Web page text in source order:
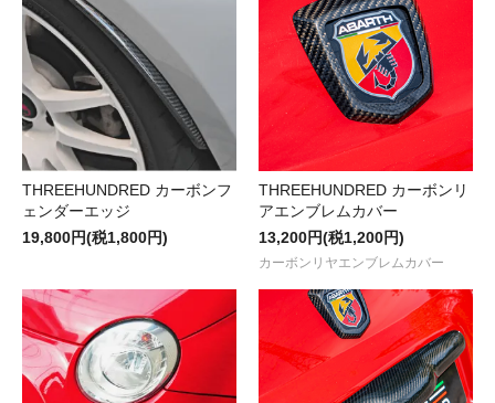
THREEHUNDRED カーボンフ
ェンダーエッジ
19,800円(税1,800円)
THREEHUNDRED カーボンリ
アエンブレムカバー
13,200円(税1,200円)
カーボンリヤエンブレムカバー